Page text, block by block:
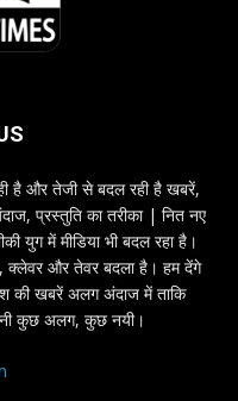
है और तेजी से बदल रही है खबरें,
प्रस्तुति का तरीका | नित नए
युग में मीडिया भी बदल रहा है।
क्लेवर और तेवर बदला है। हम देंगे
की खबरें अलग अंदाज में ताकि
कुछ अलग, कुछ नयी।